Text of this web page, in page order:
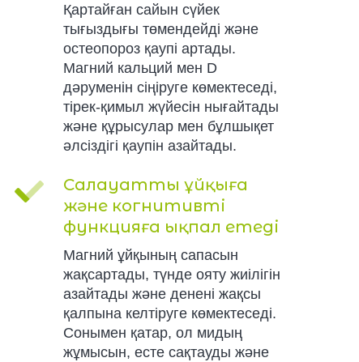
Қартайған сайын сүйек
тығыздығы төмендейді және
остеопороз қаупі артады.
Магний кальций мен D
дәруменін сіңіруге көмектеседі,
тірек-қимыл жүйесін нығайтады
және құрысулар мен бұлшықет
әлсіздігі қаупін азайтады.
Салауатты ұйқыға
және когнитивті
функцияға ықпал етеді
Магний ұйқының сапасын
жақсартады, түнде ояту жиілігін
азайтады және денені жақсы
қалпына келтіруге көмектеседі.
Сонымен қатар, ол мидың
жұмысын, есте сақтауды және